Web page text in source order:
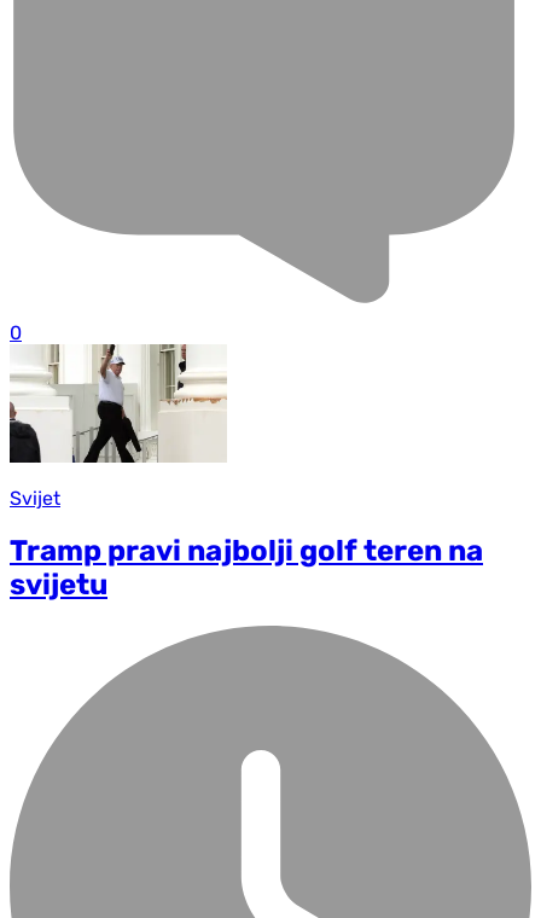
0
Svijet
Tramp pravi najbolji golf teren na
svijetu